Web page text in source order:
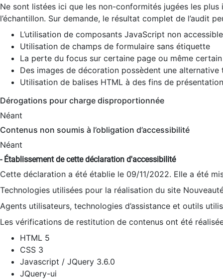
Ne sont listées ici que les non-conformités jugées les
l’échantillon. Sur demande, le résultat complet de l’audit
L’utilisation de composants JavaScript non
Utilisation de champs de formulaire sans étiquette
La perte du focus sur certaine page ou même
Des images de décoration possèdent une alternative
Utilisation de balises HTML à des fins de
Dérogations pour charge disproportionnée
Néant
Contenus non soumis à l’obligation d’accessibilité
Néant
- Établissement de cette déclaration d'accessibilité
Cette déclaration a été établie le 09/11/2022. Elle a été
Technologies utilisées pour la réalisation du site
Agents utilisateurs, technologies d’assistance et outils
Les vérifications de restitution de contenus ont été
HTML 5
CSS 3
Javascript / JQuery 3.6.0
JQuery-ui